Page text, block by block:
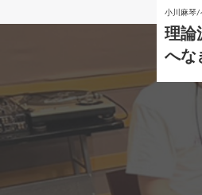
小川麻琴/
理論
へな